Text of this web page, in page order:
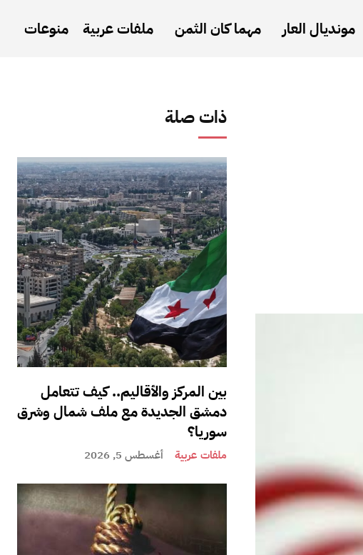
مونديال العار مهما كان الثمن ملفات عربية منوعات
ذات صلة
بين المركز والأقاليم.. كيف تتعامل
دمشق الجديدة مع ملف شمال وشرق
سوريا؟
ملفات عربية أغسطس 5, 2026